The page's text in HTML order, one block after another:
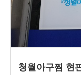
청월아구찜 현